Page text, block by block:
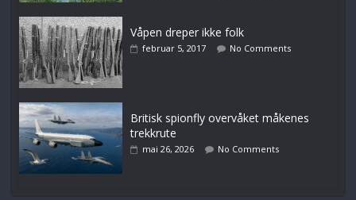
Våpen dreper ikke folk
februar 5, 2017 No Comments
Britisk spionfly overvåket måkenes
trekkrute
mai 26, 2026 No Comments